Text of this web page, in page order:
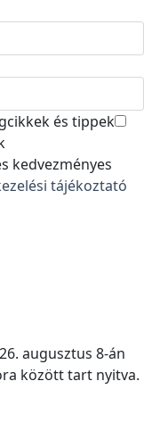
és tippek
kedvezményes
tájékoztató
augusztus 8-án
között tart nyitva.